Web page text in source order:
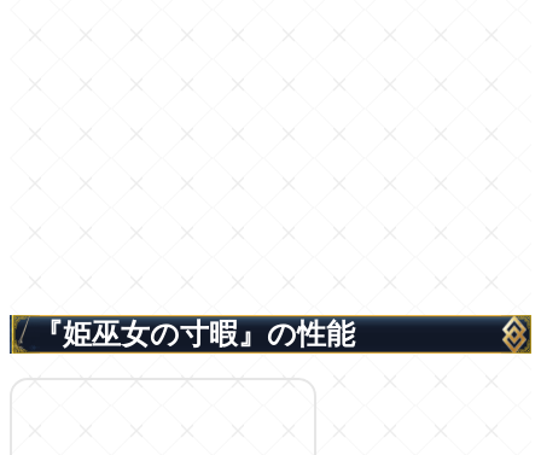
『姫巫女の寸暇』の性能